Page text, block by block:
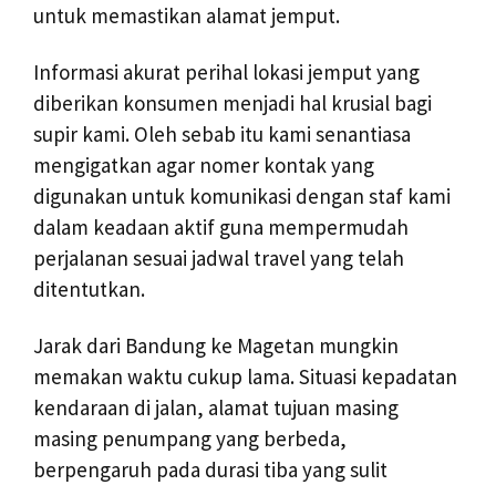
untuk memastikan alamat jemput.
Informasi akurat perihal lokasi jemput yang
diberikan konsumen menjadi hal krusial bagi
supir kami. Oleh sebab itu kami senantiasa
mengigatkan agar nomer kontak yang
digunakan untuk komunikasi dengan staf kami
dalam keadaan aktif guna mempermudah
perjalanan sesuai jadwal travel yang telah
ditentutkan.
Jarak dari Bandung ke Magetan mungkin
memakan waktu cukup lama. Situasi kepadatan
kendaraan di jalan, alamat tujuan masing
masing penumpang yang berbeda,
berpengaruh pada durasi tiba yang sulit